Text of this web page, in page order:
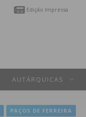
Edição Impressa
AUTÁRQUICAS
PAÇOS DE FERREIRA